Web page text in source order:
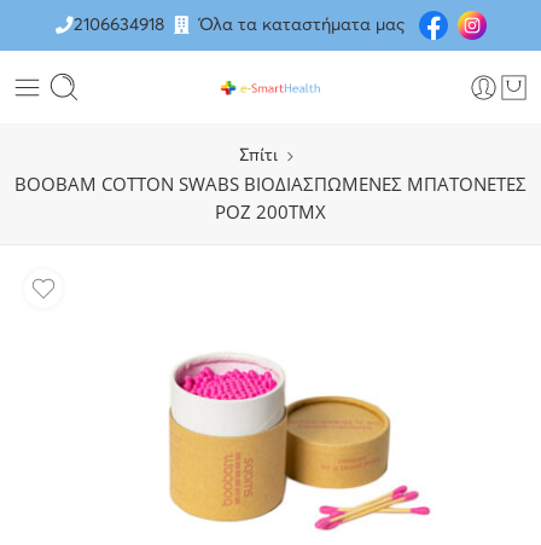
2106634918 Όλα τα καταστήματα μας
Σπίτι
BOOBAM COTTON SWABS ΒΙΟΔΙΑΣΠΩΜΕΝΕΣ ΜΠΑΤΟΝΕΤΕΣ
ΡΟΖ 200ΤΜΧ